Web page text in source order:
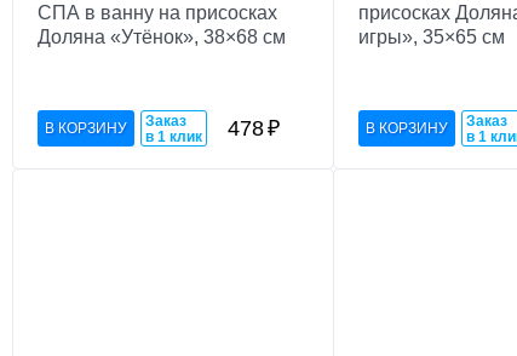
СПА в ванну на присосках
Доляна «Утёнок», 38×68 см
Заказ
в 1 клик
478₽
присосках
игры», 35×65 см
Заказ
в 1